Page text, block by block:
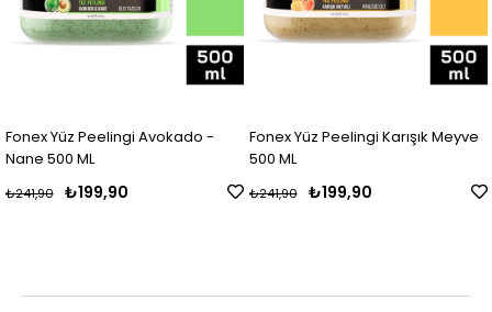
Fonex Yüz Peelingi Avokado -
Nane 500 ML
₺199,90
₺241,90
Fonex Yüz Peelingi Karışık Meyve
500 ML
₺199,90
₺241,90